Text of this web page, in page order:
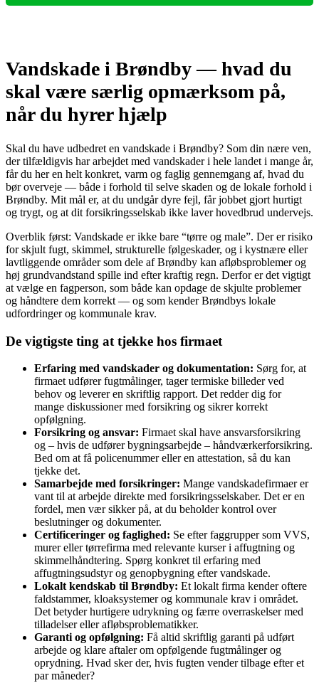
Vandskade i Brøndby — hvad du
skal være særlig opmærksom på,
når du hyrer hjælp
Skal du have udbedret en vandskade i Brøndby? Som din nære ven,
der tilfældigvis har arbejdet med vandskader i hele landet i mange år,
får du her en helt konkret, varm og faglig gennemgang af, hvad du
bør overveje — både i forhold til selve skaden og de lokale forhold i
Brøndby. Mit mål er, at du undgår dyre fejl, får jobbet gjort hurtigt
og trygt, og at dit forsikringsselskab ikke laver hovedbrud undervejs.
Overblik først: Vandskade er ikke bare “tørre og male”. Der er risiko
for skjult fugt, skimmel, strukturelle følgeskader, og i kystnære eller
lavtliggende områder som dele af Brøndby kan afløbsproblemer og
høj grundvandstand spille ind efter kraftig regn. Derfor er det vigtigt
at vælge en fagperson, som både kan opdage de skjulte problemer
og håndtere dem korrekt — og som kender Brøndbys lokale
udfordringer og kommunale krav.
De vigtigste ting at tjekke hos firmaet
Erfaring med vandskader og dokumentation: Sørg for, at
firmaet udfører fugtmålinger, tager termiske billeder ved
behov og leverer en skriftlig rapport. Det redder dig for
mange diskussioner med forsikring og sikrer korrekt
opfølgning.
Forsikring og ansvar: Firmaet skal have ansvarsforsikring
og – hvis de udfører bygningsarbejde – håndværkerforsikring.
Bed om at få policenummer eller en attestation, så du kan
tjekke det.
Samarbejde med forsikringer: Mange vandskadefirmaer er
vant til at arbejde direkte med forsikringsselskaber. Det er en
fordel, men vær sikker på, at du beholder kontrol over
beslutninger og dokumenter.
Certificeringer og faglighed: Se efter faggrupper som VVS,
murer eller tørrefirma med relevante kurser i affugtning og
skimmelhåndtering. Spørg konkret til erfaring med
affugtningsudstyr og genopbygning efter vandskade.
Lokalt kendskab til Brøndby: Et lokalt firma kender oftere
faldstammer, kloaksystemer og kommunale krav i området.
Det betyder hurtigere udrykning og færre overraskelser med
tilladelser eller afløbsproblematikker.
Garanti og opfølgning: Få altid skriftlig garanti på udført
arbejde og klare aftaler om opfølgende fugtmålinger og
oprydning. Hvad sker der, hvis fugten vender tilbage efter et
par måneder?